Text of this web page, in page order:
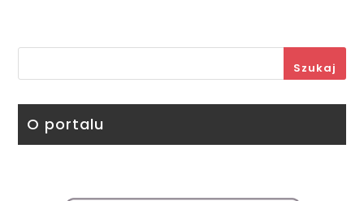
Szukaj
O portalu